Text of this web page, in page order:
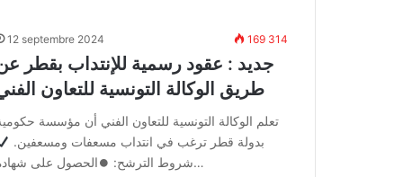
12 septembre 2024 169 314
جديد : عقود رسمية للإنتداب بقطر
طريق الوكالة التونسية للتعاون
تعلم الوكالة التونسية للتعاون الفني أن مؤسسة
بدولة قطر ترغب في انتداب مسعفات ومسعفين.
شروط الترشح: ⏺الحصول على شهادة…